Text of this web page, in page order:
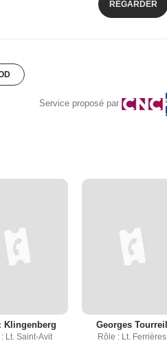
REGARDER
Service proposé par
Klingenberg
: Lt. Saint-Avit
Georges Tourreil
Rôle : Lt. Ferrières